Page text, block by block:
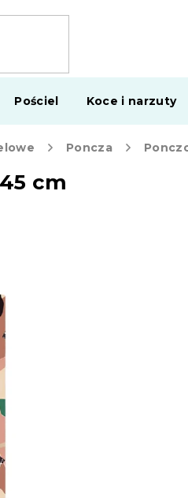
Pościel Koce i narzuty
Poncza
cm